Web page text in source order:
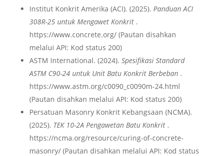
Institut Konkrit Amerika (ACI). (2025). Panduan ACI
308R-25 untuk Mengawet Konkrit .
https://www.concrete.org/ (Pautan disahkan
melalui API: Kod status 200)
ASTM International. (2024). Spesifikasi Standard
ASTM C90-24 untuk Unit Batu Konkrit Berbeban .
https://www.astm.org/c0090_c0090m-24.html
(Pautan disahkan melalui API: Kod status 200)
Persatuan Masonry Konkrit Kebangsaan (NCMA).
(2025). TEK 10-2A Pengawetan Batu Konkrit .
https://ncma.org/resource/curing-of-concrete-
masonry/ (Pautan disahkan melalui API: Kod status